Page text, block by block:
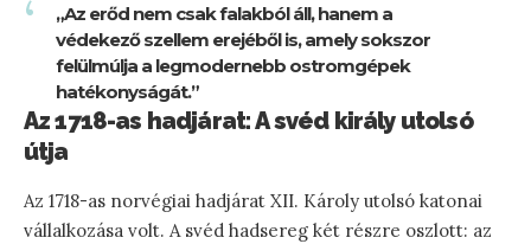
„Az erőd nem csak falakból áll, hanem a
védekező szellem erejéből is, amely sokszor
felülmúlja a legmodernebb ostromgépek
hatékonyságát.”
Az 1718-as hadjárat: A svéd király utolsó
útja
Az 1718-as norvégiai hadjárat XII. Károly utolsó katonai
vállalkozása volt. A svéd hadsereg két részre oszlott: az